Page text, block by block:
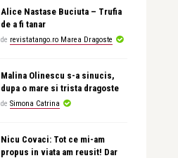
Alice Nastase Buciuta – Trufia
de a fi tanar
de revistatango.ro Marea Dragoste
Malina Olinescu s-a sinucis,
dupa o mare si trista dragoste
de Simona Catrina
Nicu Covaci: Tot ce mi-am
propus in viata am reusit! Dar